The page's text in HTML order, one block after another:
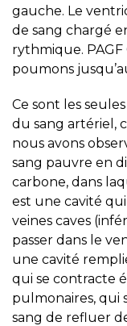
gauche. Le
de sang chargé
rythmique.
poumons
Ce sont les
du sang artériel,
nous avons
sang pauvre en
carbone, dans
est une cavité
veines caves
passer dans le
une cavité
qui se contracte
pulmonaires, qui
sang de refluer